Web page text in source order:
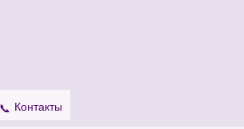
Контакты